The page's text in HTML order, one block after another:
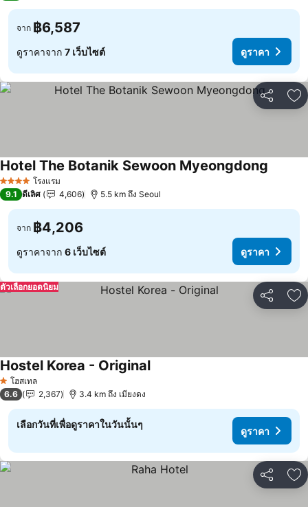
จาก ฿6,587
ดูราคาจาก 7 เว็บไซต์ ดูราคา
แชร์ เ
4 ดาว โรงแรม
Hotel The Botanik Sewoon Myeongdong
9.1 ดีเลิศ 4,606 5.5 km ถึง Seoul
จาก ฿4,206
ดูราคาจาก 6 เว็บไซต์ ดูราคา
แชร์ เ
ตัวเลือกยอดนิยม
1 ดาวโฮสเทล
Hostel Korea - Originalดูราคา
6.6 2,367 3.4 km ถึง เมียงดง
เลือกวันที่เพื่อดูราคาในวันนั้นๆ
ดูราคา
แชร์ เ